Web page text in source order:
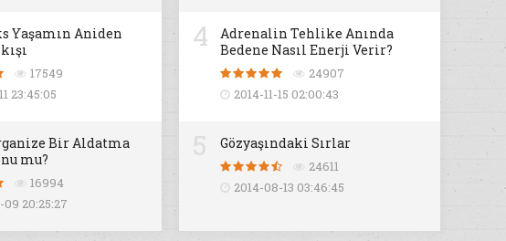
Yaşamın Aniden
17549
23:45:05
Bir Aldatma
mu?
16994
09 20:25:27
4
Adrenalin Tehlike Anında
Bedene Nasıl Enerji Verir?
24907
2014-11-15 02:00:43
Gözyaşındaki Sırlar
24611
2014-08-13 03:46:45